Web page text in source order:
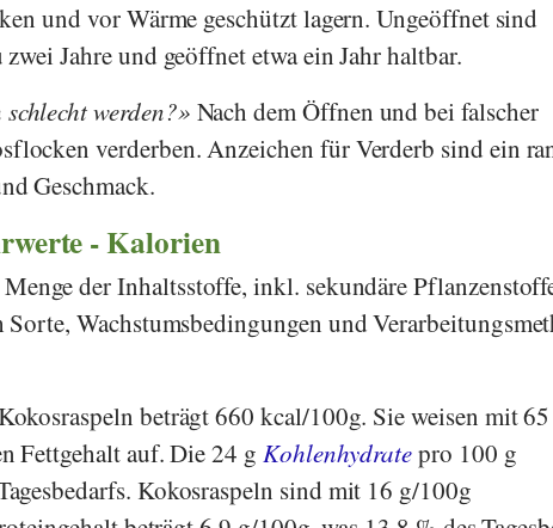
und vor Wärme geschützt lagern. Ungeöffnet sind
Jahre und geöffnet etwa ein Jahr haltbar.
werden?
Nach dem Öffnen und bei falscher
verderben. Anzeichen für Verderb sind ein
Geschmack.
- Kalorien
der Inhaltsstoffe, inkl. sekundäre
Wachstumsbedingungen und
beträgt 660 kcal/100g. Sie weisen mit 65
Fettgehalt auf. Die 24 g Kohlenhydratepro 100 g
Kokosraspeln sind mit 16 g/100g